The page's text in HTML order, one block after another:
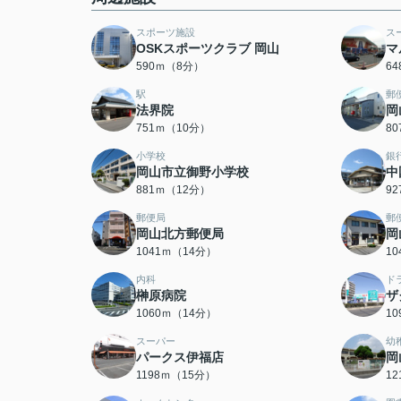
スポーツ施設
OSKスポーツクラブ 岡山
590ｍ（8分）
ス
駅
法界院
751ｍ（10分）
郵
小学校
岡山市立御野小学校
881ｍ（12分）
銀
中
郵便局
岡山北方郵便局
1041ｍ（14分）
郵
内科
榊原病院
1060ｍ（14分）
ド
ザ
スーパー
パークス伊福店
1198ｍ（15分）
幼